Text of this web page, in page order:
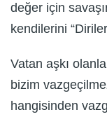
değer için
kendilerini
Vatan aşkı
bizim
hangisinden